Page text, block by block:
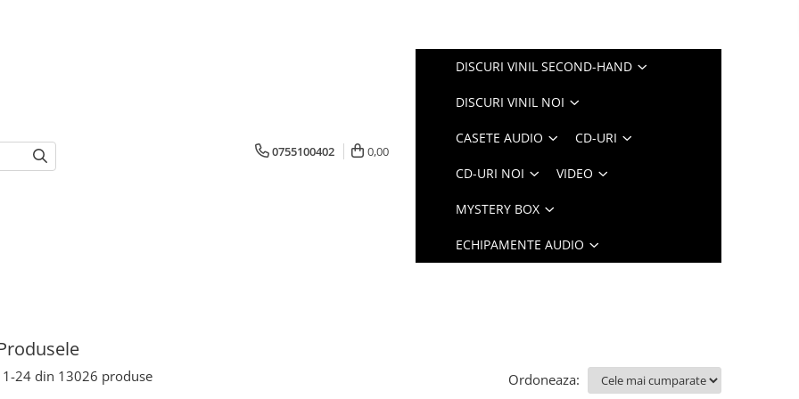
0755100402 0,00
DISCURI VINIL SECOND-HAND
DISCURI VINIL NOI
CASETE AUDIO CD-URI
CD-URI NOI VIDEO
MYSTERY BOX
ECHIPAMENTE AUDIO
1-24 din 13026 produse Ordoneaza: